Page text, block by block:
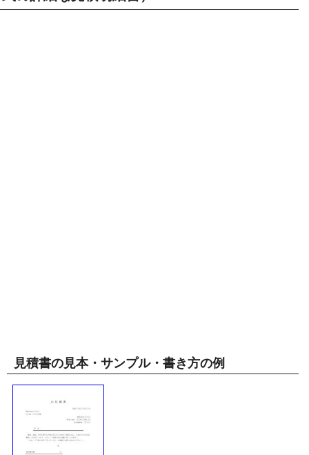
見積書の見本・サンプル・書き方の例